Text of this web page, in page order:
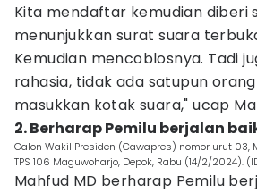
Kita mendaftar kemudian diberi
menunjukkan surat suara
Kemudian mencoblosnya. Tadi
rahasia, tidak ada satupun
masukkan kotak suara," ucap
2. Berharap Pemilu berjalan
Calon Wakil Presiden (Cawapres) nomor urut 03,
TPS 106 Maguwoharjo, Depok, Rabu (14/2/2024).
Mahfud MD berharap Pemilu